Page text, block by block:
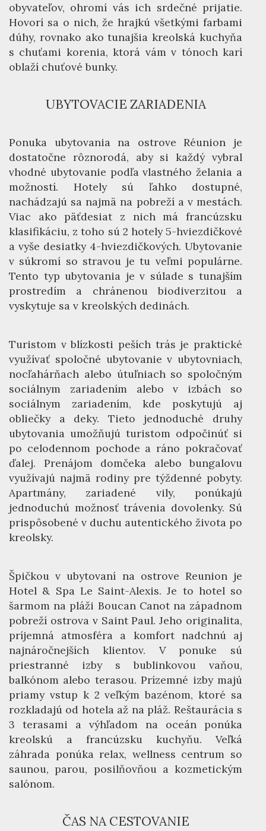
obyvateľov, ohromí vás ich srdečné prijatie.
Hovorí sa o nich, že hrajkú všetkými farbami
dúhy, rovnako ako tunajšia kreolská kuchyňa
s chuťami korenia, ktorá vám v tónoch karí
oblaží chuťové bunky.
UBYTOVACIE ZARIADENIA
Ponuka ubytovania na ostrove Réunion je
dostatočne rôznorodá, aby si každý vybral
vhodné ubytovanie podľa vlastného želania a
možností. Hotely sú ľahko dostupné,
nachádzajú sa najmä na pobreží a v mestách.
Viac ako päťdesiat z nich má francúzsku
klasifikáciu, z toho sú 2 hotely 5-hviezdičkové
a vyše desiatky 4-hviezdičkových. Ubytovanie
v súkromí so stravou je tu veľmi populárne.
Tento typ ubytovania je v súlade s tunajším
prostredím a chránenou biodiverzitou a
vyskytuje sa v kreolských dedinách.
Turistom v blízkosti peších trás je praktické
využívať spoločné ubytovanie v ubytovniach,
nocľahárňach alebo útuľniach so spoločným
sociálnym zariadením alebo v izbách so
sociálnym zariadením, kde poskytujú aj
obliečky a deky. Tieto jednoduché druhy
ubytovania umožňujú turistom odpočinúť si
po celodennom pochode a ráno pokračovať
ďalej. Prenájom domčeka alebo bungalovu
využívajú najmä rodiny pre týždenné pobyty.
Apartmány, zariadené vily, ponúkajú
jednoduchú možnosť trávenia dovolenky. Sú
prispôsobené v duchu autentického života po
kreolsky.
Špičkou v ubytovaní na ostrove Reunion je
Hotel & Spa Le Saint-Alexis. Je to hotel so
šarmom na pláži Boucan Canot na západnom
pobreží ostrova v Saint Paul. Jeho originalita,
príjemná atmosféra a komfort nadchnú aj
najnáročnejších klientov. V ponuke sú
priestranné izby s bublinkovou vaňou,
balkónom alebo terasou. Prízemné izby majú
priamy vstup k 2 veľkým bazénom, ktoré sa
rozkladajú od hotela až na pláž. Reštaurácia s
3 terasami a výhľadom na oceán ponúka
kreolskú a francúzsku kuchyňu. Veľká
záhrada ponúka relax, wellness centrum so
saunou, parou, posilňovňou a kozmetickým
salónom.
ČAS NA CESTOVANIE